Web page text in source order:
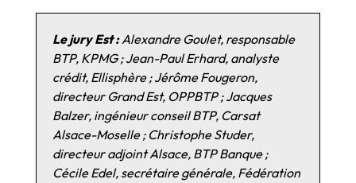
Le jury Est :Alexandre Goulet, responsable
BTP, KPMG ; Jean-Paul Erhard, analyste
crédit, Ellisphère ; Jérôme Fougeron,
directeur Grand Est, OPPBTP ; Jacques
Balzer, ingénieur conseil BTP, Carsat
Alsace-Moselle ; Christophe Studer,
directeur adjoint Alsace, BTP Banque ;
Cécile Edel, secrétaire générale, Fédération